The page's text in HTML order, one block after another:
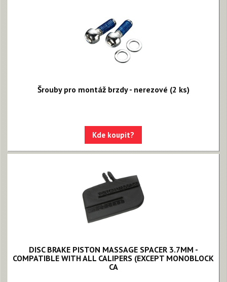
Šrouby pro montáž brzdy - nerezové (2 ks)
Kde koupit?
DISC BRAKE PISTON MASSAGE SPACER 3.7MM -
COMPATIBLE WITH ALL CALIPERS (EXCEPT MONOBLOCK
CA